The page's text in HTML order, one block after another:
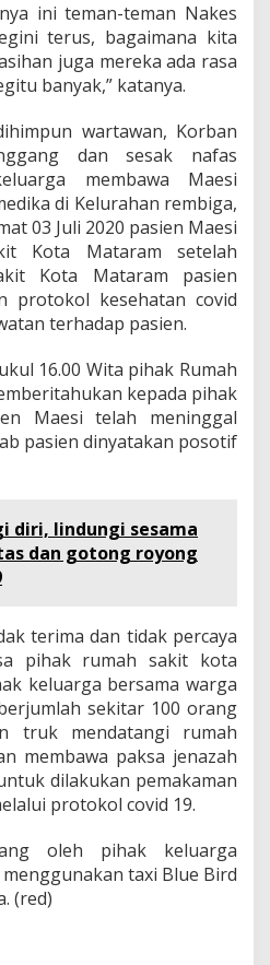
ini teman-teman Nakes
terus, bagaimana kita
juga mereka ada rasa
banyak,” katanya.
wartawan, Korban
dan sesak nafas
membawa Maesi
di Kelurahan rembiga,
03 Juli 2020 pasien Maesi
Kota Mataram setelah
Kota Mataram pasien
protokol kesehatan covid
terhadap pasien.
16.00 Wita pihak Rumah
kepada pihak
Maesi telah meninggal
pasien dinyatakan posotif
diri, lindungi sesama
dan gotong royong
terima dan tidak percaya
pihak rumah sakit kota
keluarga bersama warga
sekitar 100 orang
truk mendatangi rumah
membawa paksa jenazah
dilakukan pemakaman
protokol covid 19.
oleh pihak keluarga
taxi Blue Bird
(red)